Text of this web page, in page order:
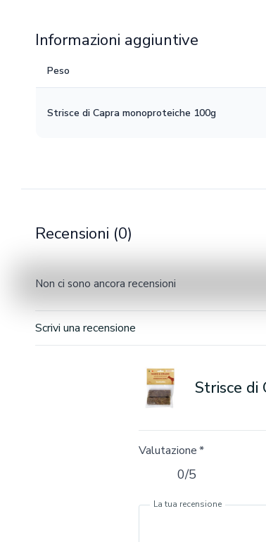
Informazioni aggiuntive
Peso
Strisce di Capra monoproteiche 100g
Recensioni (0)
Non ci sono ancora recensioni
Scrivi una recensione
Strisce di
Valutazione *
0/5
La tua recensione